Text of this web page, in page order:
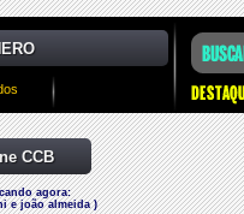
CCB
agora:
e joão almeida )